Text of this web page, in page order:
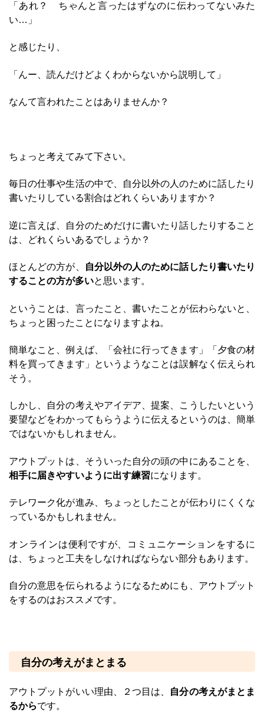
「あれ？ ちゃんと言ったはずなのに伝わってないみた
い…」
と感じたり、
「んー、読んだけどよくわからないから説明して」
なんて言われたことはありませんか？
ちょっと考えてみて下さい。
毎日の仕事や生活の中で、自分以外の人のために話したり
書いたりしている割合はどれくらいありますか？
逆に言えば、自分のためだけに書いたり話したりすること
は、どれくらいあるでしょうか？
ほとんどの方が、
自分以外の人のために話したり書いたり
することの方が多いと思います。
ということは、言ったこと、書いたことが伝わらないと、
ちょっと困ったことになりますよね。
簡単なこと、例えば、「会社に行ってきます」「夕食の材
料を買ってきます」というようなことは誤解なく伝えられ
そう。
しかし、自分の考えやアイデア、提案、こうしたいという
要望などをわかってもらうように伝えるというのは、簡単
ではないかもしれません。
アウトプットは、そういった自分の頭の中にあることを、
相手に届きやすいように出す練習になります。
テレワーク化が進み、ちょっとしたことが伝わりにくくな
っているかもしれません。
オンラインは便利ですが、コミュニケーションをするに
は、ちょっと工夫をしなければならない部分もあります。
自分の意思を伝られるようになるためにも、アウトプット
をするのはおススメです。
自分の考えがまとまる
アウトプットがいい理由、２つ目は、 自分の考えがまとま
るからです。